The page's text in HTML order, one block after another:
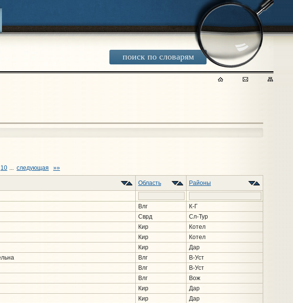
поиск по словарям
10 ... следующая »»
Область Районы
Влг
К-Г
Сврд
Сл-Тур
Кир
Котел
Кир
Котел
Кир
Дар
Влг
В-Уст
Влг
В-Уст
Влг
Вож
Кир
Дар
Кир
Дар